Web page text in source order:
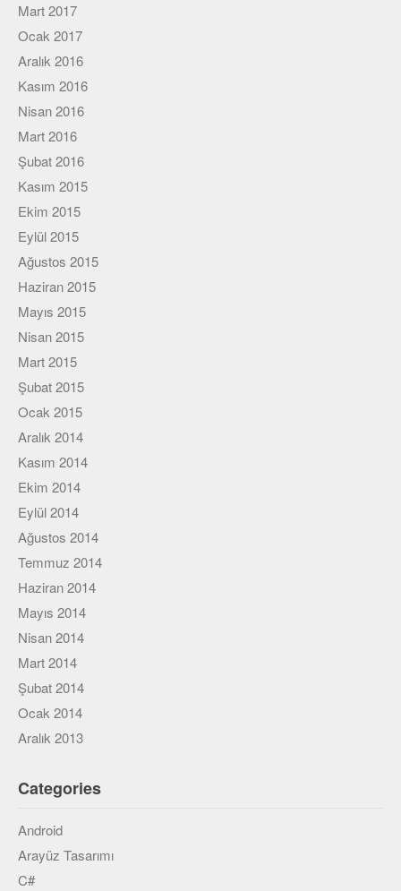
Mart 2017
Ocak 2017
Aralık 2016
Kasım 2016
Nisan 2016
Mart 2016
Şubat 2016
Kasım 2015
Ekim 2015
Eylül 2015
Ağustos 2015
Haziran 2015
Mayıs 2015
Nisan 2015
Mart 2015
Şubat 2015
Ocak 2015
Aralık 2014
Kasım 2014
Ekim 2014
Eylül 2014
Ağustos 2014
Temmuz 2014
Haziran 2014
Mayıs 2014
Nisan 2014
Mart 2014
Şubat 2014
Ocak 2014
Aralık 2013
Categories
Android
Arayüz Tasarımı
C#